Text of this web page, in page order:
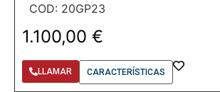
COD: 20GP23
1.100,00 €
LLAMAR CARACTERÍSTICAS